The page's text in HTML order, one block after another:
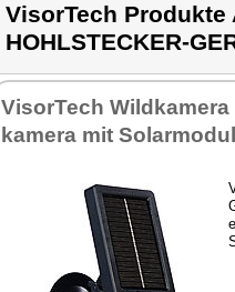
VisorTech Produkte
HOHLSTECKER-
Vi­sor­Tech
ka­me­ra mit So­lar­mo­dul